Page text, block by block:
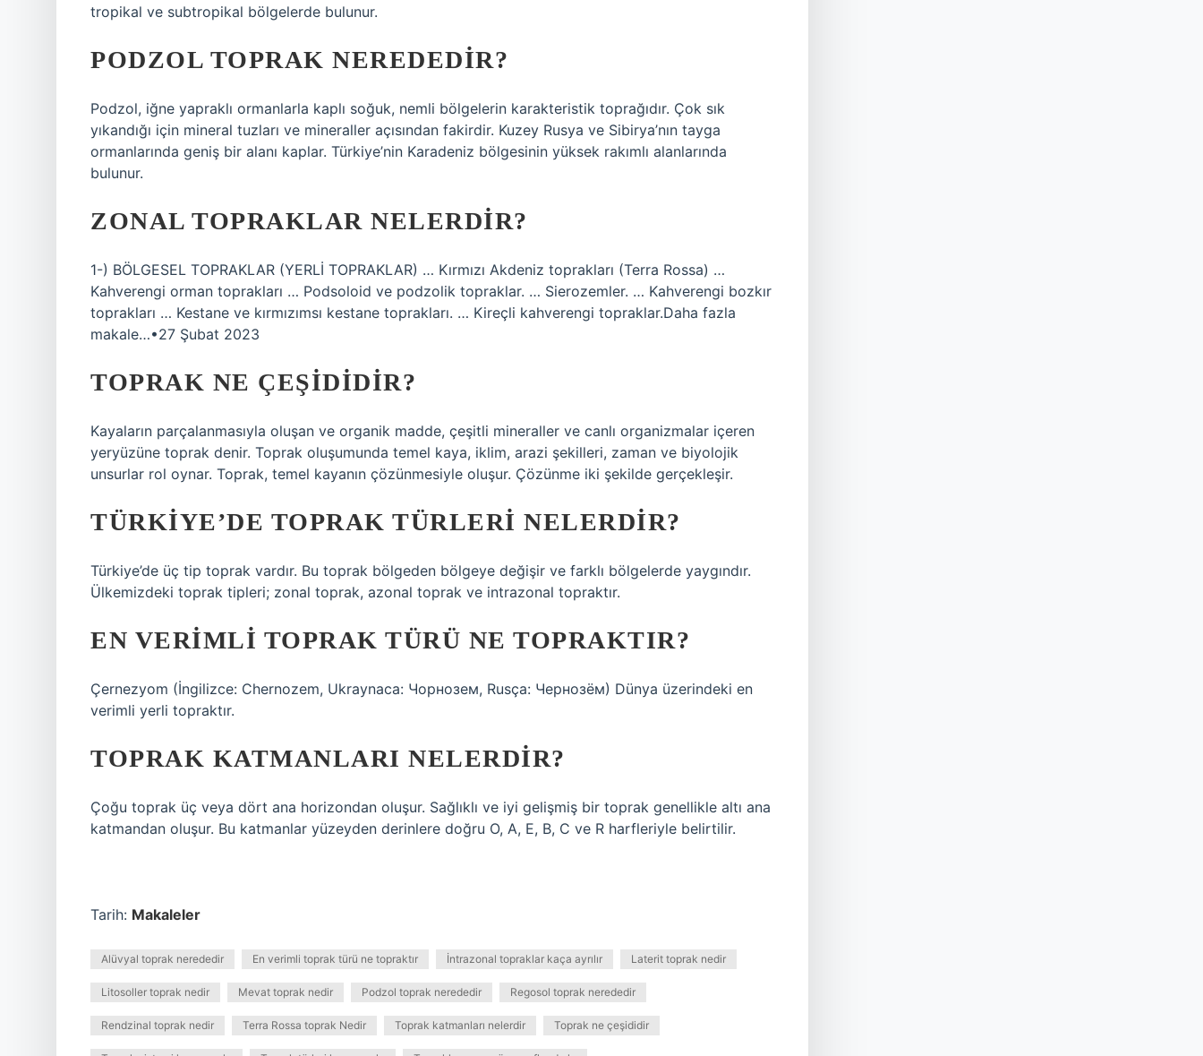
tropikal ve subtropikal bölgelerde bulunur.
PODZOL TOPRAK NEREDEDIR?
Podzol, iğne yapraklı ormanlarla kaplı soğuk, nemli bölgelerin karakteristik toprağıdır. Çok sık
yıkandığı için mineral tuzları ve mineraller açısından fakirdir. Kuzey Rusya ve Sibirya’nın tayga
ormanlarında geniş bir alanı kaplar. Türkiye’nin Karadeniz bölgesinin yüksek rakımlı alanlarında
bulunur.
ZONAL TOPRAKLAR NELERDIR?
1-) BÖLGESEL TOPRAKLAR (YERLİ TOPRAKLAR) … Kırmızı Akdeniz toprakları (Terra Rossa) …
Kahverengi orman toprakları … Podsoloid ve podzolik topraklar. … Sierozemler. … Kahverengi bozkır
toprakları … Kestane ve kırmızımsı kestane toprakları. … Kireçli kahverengi topraklar.Daha fazla
makale…•27 Şubat 2023
TOPRAK NE ÇEŞIDIDIR?
Kayaların parçalanmasıyla oluşan ve organik madde, çeşitli mineraller ve canlı organizmalar içeren
yeryüzüne toprak denir. Toprak oluşumunda temel kaya, iklim, arazi şekilleri, zaman ve biyolojik
unsurlar rol oynar. Toprak, temel kayanın çözünmesiyle oluşur. Çözünme iki şekilde gerçekleşir.
TÜRKIYE’DE TOPRAK TÜRLERI NELERDIR?
Türkiye’de üç tip toprak vardır. Bu toprak bölgeden bölgeye değişir ve farklı bölgelerde yaygındır.
Ülkemizdeki toprak tipleri; zonal toprak, azonal toprak ve intrazonal topraktır.
EN VERIMLI TOPRAK TÜRÜ NE TOPRAKTIR?
Çernezyom (İngilizce: Chernozem, Ukraynaca: Чорнозем, Rusça: Чернозём) Dünya üzerindeki en
verimli yerli topraktır.
TOPRAK KATMANLARI NELERDIR?
Çoğu toprak üç veya dört ana horizondan oluşur. Sağlıklı ve iyi gelişmiş bir toprak genellikle altı ana
katmandan oluşur. Bu katmanlar yüzeyden derinlere doğru O, A, E, B, C ve R harfleriyle belirtilir.
Tarih: Makaleler
Alüvyal toprak nerededir En verimli toprak türü ne topraktır İntrazonal topraklar kaça ayrılır Laterit toprak nedir
Litosoller toprak nedir Mevat toprak nedir Podzol toprak nerededir Regosol toprak nerededir
Rendzinal toprak nedir Terra Rossa toprak Nedir Toprak katmanları nelerdir Toprak ne çeşididir